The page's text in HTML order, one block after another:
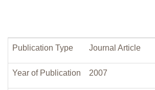
Publication Type Journal Article
Year of Publication 2007